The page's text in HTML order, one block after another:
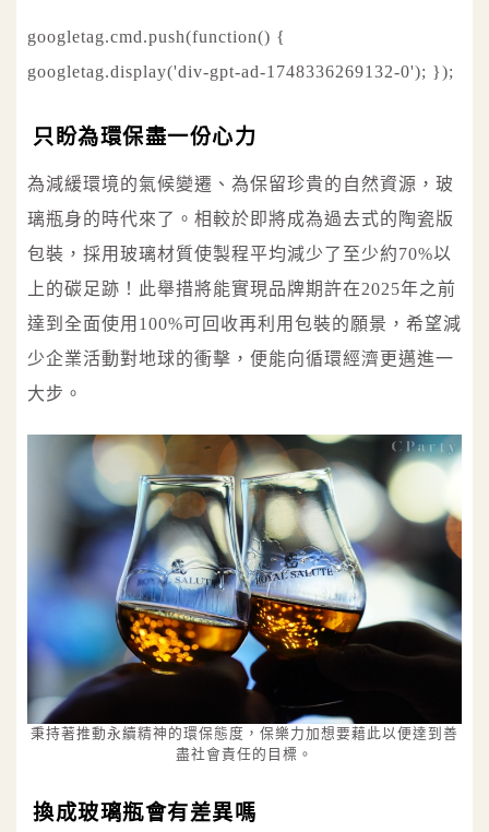
googletag.cmd.push(function() {
googletag.display('div-gpt-ad-1748336269132-0'); });
只盼為環保盡一份心力
為減緩環境的氣候變遷、為保留珍貴的自然資源，玻
璃瓶身的時代來了。相較於即將成為過去式的陶瓷版
包裝，採用玻璃材質使製程平均減少了至少約70%以
上的碳足跡！此舉措將能實現品牌期許在2025年之前
達到全面使用100%可回收再利用包裝的願景，希望減
少企業活動對地球的衝擊，便能向循環經濟更邁進一
大步。
秉持著推動永續精神的環保態度，保樂力加想要藉此以便達到善
盡社會責任的目標。
換成玻璃瓶會有差異嗎